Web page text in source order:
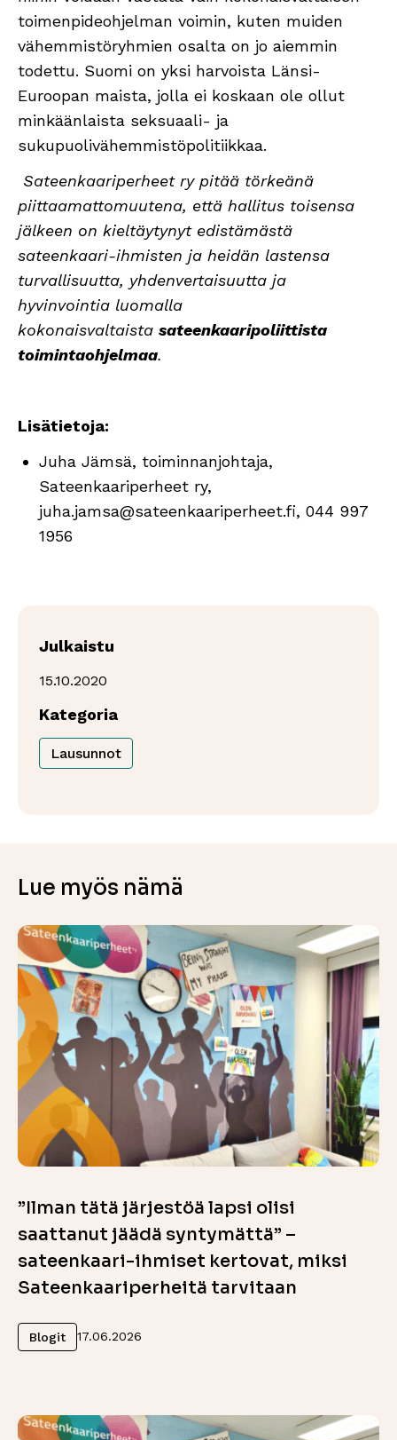
Julkaistu
15.10.2020
Kategoria
Lausunnot
toimenpideohjelman voimin, kuten muiden
vähemmistöryhmien osalta on jo aiemmin
todettu. Suomi on yksi harvoista Länsi-
Euroopan maista, jolla ei koskaan ole ollut
minkäänlaista seksuaali- ja
sukupuolivähemmistöpolitiikkaa.
Sateenkaariperheet ry pitää törkeänä
piittaamattomuutena, että hallitus toisensa
jälkeen on kieltäytynyt edistämästä
sateenkaari-ihmisten ja heidän lastensa
turvallisuutta, yhdenvertaisuutta ja
hyvinvointia luomalla
kokonaisvaltaista sateenkaaripoliittista
toimintaohjelmaa.
Lisätietoja:
Juha Jämsä, toiminnanjohtaja,
Sateenkaariperheet ry,
juha.jamsa@sateenkaariperheet.fi, 044 997
1956
Lue myös nämä
”Ilman tätä järjestöä lapsi olisi
saattanut jäädä syntymättä” –
sateenkaari-ihmiset kertovat, miksi
Sateenkaariperheitä tarvitaan
Blogit 17.06.2026